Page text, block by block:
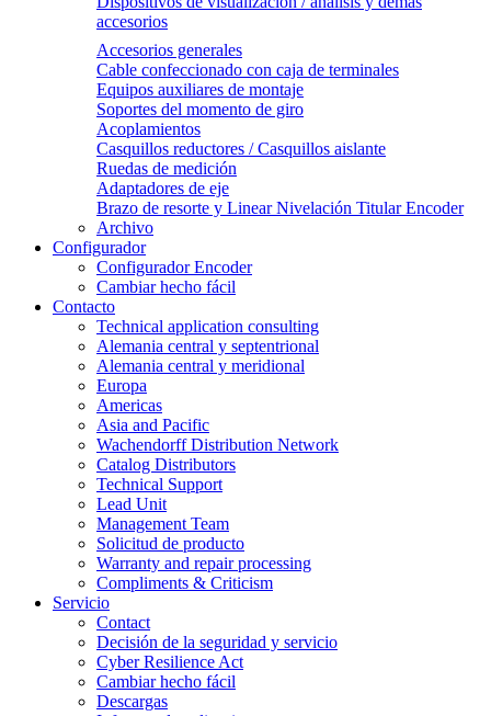
accesorios
Accesorios generales
Cable confeccionado con caja de terminales
Equipos auxiliares de montaje
Soportes del momento de giro
Acoplamientos
Casquillos reductores / Casquillos aislante
Ruedas de medición
Adaptadores de eje
Brazo de resorte y Linear Nivelación Titular Encoder
Archivo
Configurador
Configurador Encoder
Cambiar hecho fácil
Contacto
Technical application consulting
Alemania central y septentrional
Alemania central y meridional
Europa
Americas
Asia and Pacific
Wachendorff Distribution Network
Catalog Distributors
Technical Support
Lead Unit
Management Team
Solicitud de producto
Warranty and repair processing
Compliments & Criticism
Servicio
Contact
Decisión de la seguridad y servicio
Cyber Resilience Act
Cambiar hecho fácil
Descargas